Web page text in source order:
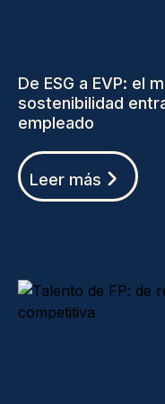
De ESG a EVP: el
sostenibilidad
empleado
Leer más